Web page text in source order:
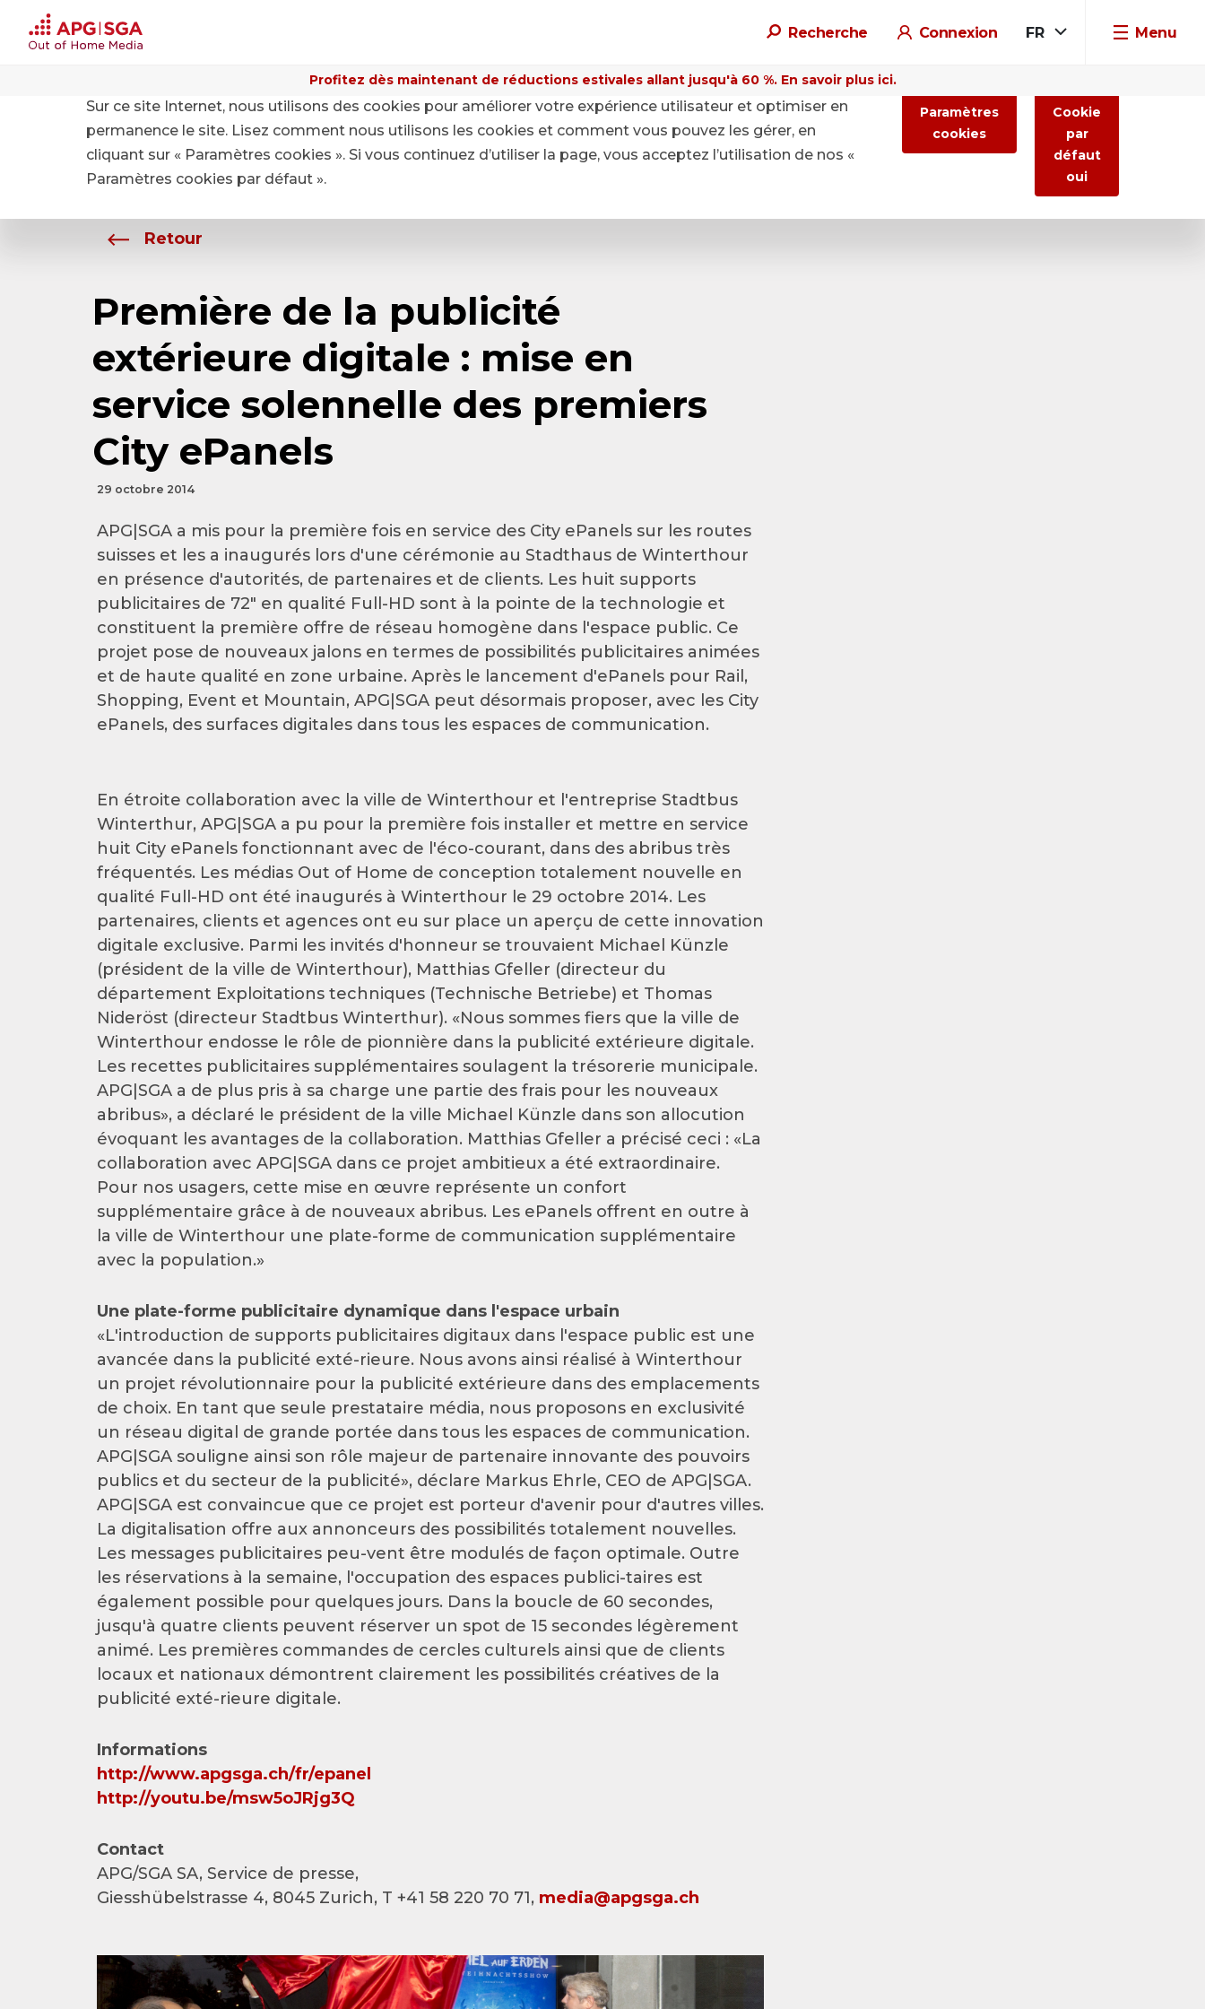
Recherche Connexion FR Menu
Profitez dès maintenant de réductions estivales allant jusqu'à 60 %. En savoir plus ici.
A propos de APG|SGA
Retour
Première de la publicité
extérieure digitale : mise en
service solennelle des premiers
City ePanels
29 octobre 2014
APG|SGA a mis pour la première fois en service des City ePanels sur les routes
suisses et les a inaugurés lors d'une cérémonie au Stadthaus de Winterthour
en présence d'autorités, de partenaires et de clients. Les huit supports
publicitaires de 72" en qualité Full-HD sont à la pointe de la technologie et
constituent la première offre de réseau homogène dans l'espace public. Ce
projet pose de nouveaux jalons en termes de possibilités publicitaires animées
et de haute qualité en zone urbaine. Après le lancement d'ePanels pour Rail,
Shopping, Event et Mountain, APG|SGA peut désormais proposer, avec les City
ePanels, des surfaces digitales dans tous les espaces de communication.
En étroite collaboration avec la ville de Winterthour et l'entreprise Stadtbus
Winterthur, APG|SGA a pu pour la première fois installer et mettre en service
huit City ePanels fonctionnant avec de l'éco-courant, dans des abribus très
fréquentés. Les médias Out of Home de conception totalement nouvelle en
qualité Full-HD ont été inaugurés à Winterthour le 29 octobre 2014. Les
partenaires, clients et agences ont eu sur place un aperçu de cette innovation
digitale exclusive. Parmi les invités d'honneur se trouvaient Michael Künzle
(président de la ville de Winterthour), Matthias Gfeller (directeur du
département Exploitations techniques (Technische Betriebe) et Thomas
Nideröst (directeur Stadtbus Winterthur). «Nous sommes fiers que la ville de
Winterthour endosse le rôle de pionnière dans la publicité extérieure digitale.
Les recettes publicitaires supplémentaires soulagent la trésorerie municipale.
APG|SGA a de plus pris à sa charge une partie des frais pour les nouveaux
abribus», a déclaré le président de la ville Michael Künzle dans son allocution
évoquant les avantages de la collaboration. Matthias Gfeller a précisé ceci : «La
collaboration avec APG|SGA dans ce projet ambitieux a été extraordinaire.
Pour nos usagers, cette mise en œuvre représente un confort
supplémentaire grâce à de nouveaux abribus. Les ePanels offrent en outre à
la ville de Winterthour une plate-forme de communication supplémentaire
avec la population.»
Une plate-forme publicitaire dynamique dans l'espace urbain
«L'introduction de supports publicitaires digitaux dans l'espace public est une
avancée dans la publicité exté-rieure. Nous avons ainsi réalisé à Winterthour
un projet révolutionnaire pour la publicité extérieure dans des emplacements
de choix. En tant que seule prestataire média, nous proposons en exclusivité
un réseau digital de grande portée dans tous les espaces de communication.
APG|SGA souligne ainsi son rôle majeur de partenaire innovante des pouvoirs
publics et du secteur de la publicité», déclare Markus Ehrle, CEO de APG|SGA.
APG|SGA est convaincue que ce projet est porteur d'avenir pour d'autres villes.
La digitalisation offre aux annonceurs des possibilités totalement nouvelles.
Les messages publicitaires peu-vent être modulés de façon optimale. Outre
les réservations à la semaine, l'occupation des espaces publici-taires est
également possible pour quelques jours. Dans la boucle de 60 secondes,
jusqu'à quatre clients peuvent réserver un spot de 15 secondes légèrement
animé. Les premières commandes de cercles culturels ainsi que de clients
locaux et nationaux démontrent clairement les possibilités créatives de la
publicité exté-rieure digitale.
Informations
http://www.apgsga.ch/fr/epanel
http://youtu.be/msw5oJRjg3Q
Contact
APG/SGA SA, Service de presse,
Giesshübelstrasse 4, 8045 Zurich, T +41 58 220 70 71, media@apgsga.ch
Sur ce site Internet, nous utilisons des cookies pour améliorer votre expérience utilisateur et optimiser en
permanence le site. Lisez comment nous utilisons les cookies et comment vous pouvez les gérer, en
cliquant sur « Paramètres cookies ». Si vous continuez d’utiliser la page, vous acceptez l’utilisation de nos «
Paramètres cookies par défaut ».
Paramètres
cookies
Cookie
par
défaut
oui